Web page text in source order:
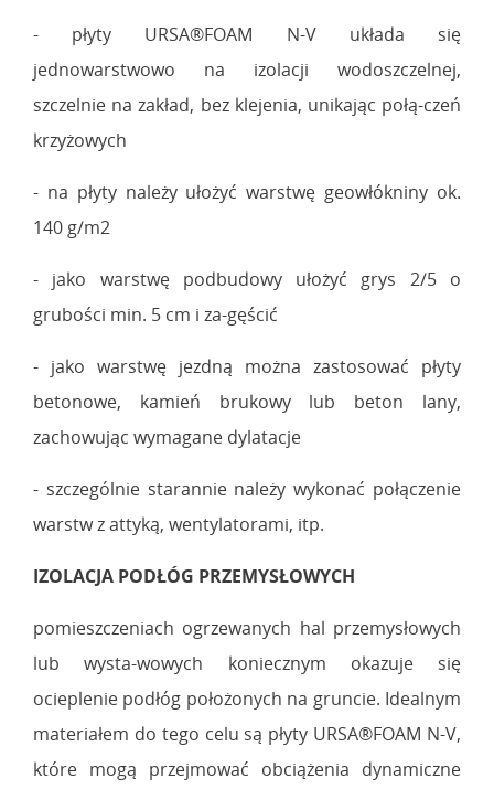
- płyty URSA®FOAM N-V układa się
jednowarstwowo na izolacji wodoszczelnej,
szczelnie na zakład, bez klejenia, unikając połą-czeń
krzyżowych
- na płyty należy ułożyć warstwę geowłókniny ok.
140 g/m2
- jako warstwę podbudowy ułożyć grys 2/5 o
grubości min. 5 cm i za-gęścić
- jako warstwę jezdną można zastosować płyty
betonowe, kamień brukowy lub beton lany,
zachowując wymagane dylatacje
- szczególnie starannie należy wykonać połączenie
warstw z attyką, wentylatorami, itp.
IZOLACJA PODŁÓG PRZEMYSŁOWYCH
pomieszczeniach ogrzewanych hal przemysłowych
lub wysta-wowych koniecznym okazuje się
ocieplenie podłóg położonych na gruncie. Idealnym
materiałem do tego celu są płyty URSA®FOAM N-V,
które mogą przejmować obciążenia dynamiczne